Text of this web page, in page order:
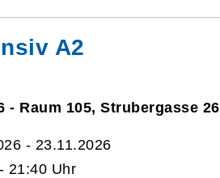
A2
- Raum 105, Strubergasse 26
- 23.11.2026
21:40 Uhr